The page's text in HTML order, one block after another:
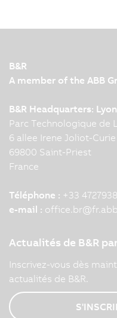
B&R
A member of the ABB
B&R Headquarters: Lyon
Parc Technologique de
6 allee Irene Joliot-Curie
69800 Saint-Priest
France
Téléphone : +33
e-mail : office.br@
Actualités de B&R
Inscrivez-vous dès
actualités de B&R.